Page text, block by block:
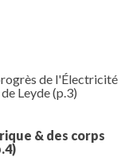
de l'Électricité
Leyde(p.3)
& des corps